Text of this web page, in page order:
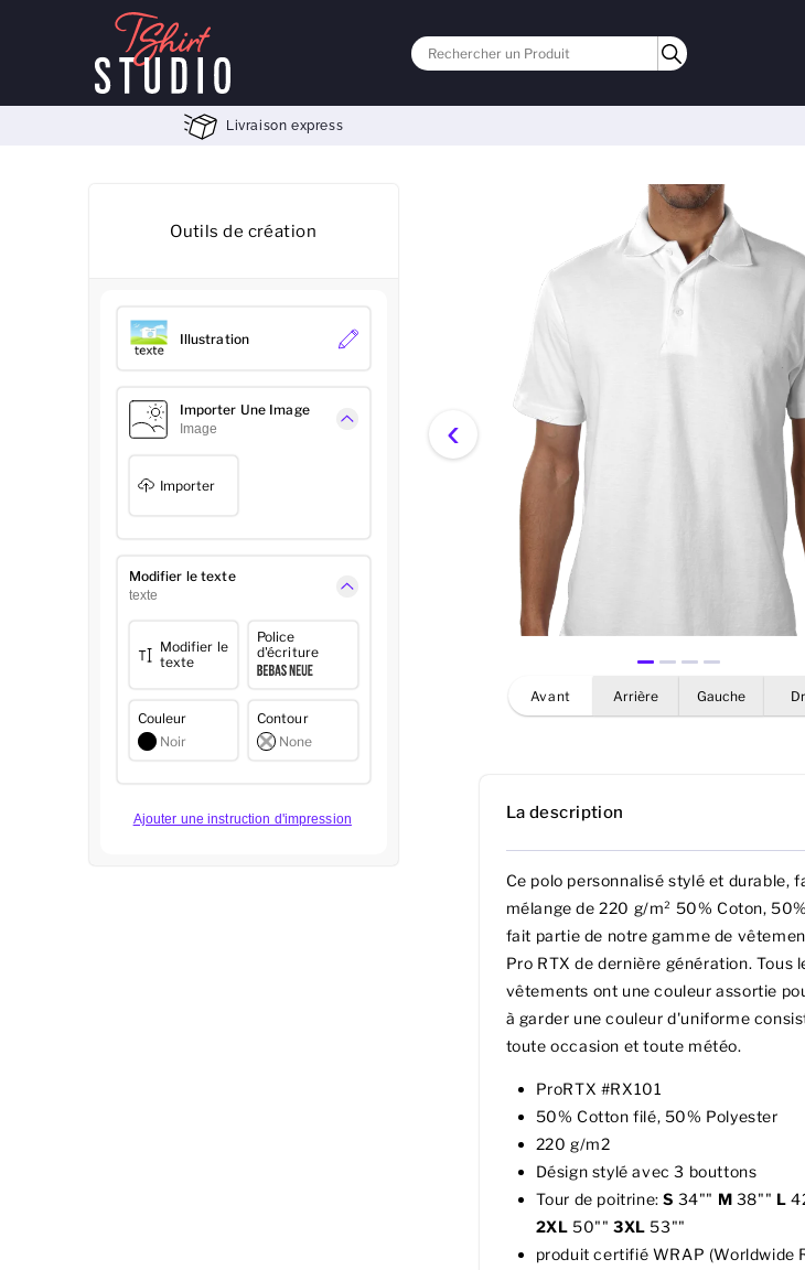
Livraison express
Outils de création
Illustration
Importer Une Image
Image
Importer
Modifier le texte
texte
Modifier le
texte
Police
d'écriture
Couleur
Noir
Contour
None
Ajouter une instruction d'impression
‹
avant arrière gauche
La description
Ce polo personnalisé stylé et durable,
mélange de 220 g/m² 50% Coton,
fait partie de notre gamme de
Pro RTX de dernière génération. Tous
vêtements ont une couleur assortie
à garder une couleur d'uniforme
toute occasion et toute météo.
ProRTX #RX101
50% Cotton filé, 50% Polyester
220 g/m2
Désign stylé avec 3 bouttons
Tour de poitrine:S 34"" M 38"" L
2XL 50"" 3XL 53""
produit certifié WRAP (Worldwide